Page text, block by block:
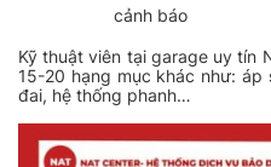
cảnh báo
Kỹ thuật viên tại garage uy tín
15-20 hạng mục khác như:
đai, hệ thống phanh…